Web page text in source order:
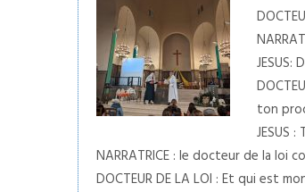
JESUS:
ton
JESUS
NARRATRICE : le docteur de la loi
DOCTEUR DE LA LOI : Et qui est